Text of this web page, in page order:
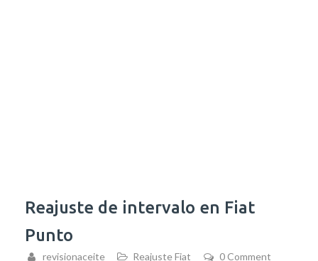
Reajuste de intervalo en Fiat
Punto
revisionaceite Reajuste Fiat 0 Comment